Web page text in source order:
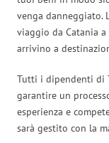
venga danneggiato.
viaggio da Catania
arrivino a
Tutti i dipendenti di
garantire un
esperienza e
sarà gestito con la